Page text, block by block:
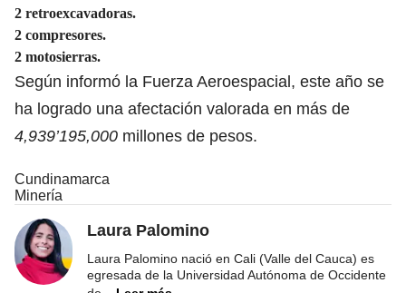
2 retroexcavadoras.
2 compresores.
2 motosierras.
Según informó la Fuerza Aeroespacial, este año se
ha logrado una afectación valorada en más de
4,939’195,000 millones de pesos.
Cundinamarca
Minería
Laura Palomino
Laura Palomino nació en Cali (Valle del Cauca) es
egresada de la Universidad Autónoma de Occidente